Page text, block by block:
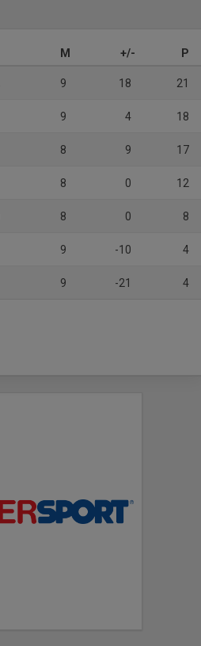
M +/- P
9 18 21
9 4 18
8 9 17
8 0 12
8 0 8
9 -10 4
9 -21 4